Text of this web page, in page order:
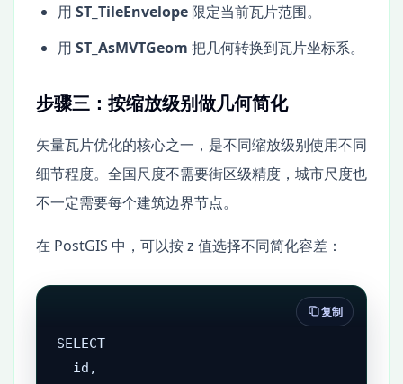
用 ST_TileEnvelope 限定当前瓦片范围。
用 ST_AsMVTGeom 把几何转换到瓦片坐标系。
步骤三：按缩放级别做几何简化
矢量瓦片优化的核心之一，是不同缩放级别使用不同
细节程度。全国尺度不需要街区级精度，城市尺度也
不一定需要每个建筑边界节点。
在 PostGIS 中，可以按 z 值选择不同简化容差：
SELECT
  id,
复制